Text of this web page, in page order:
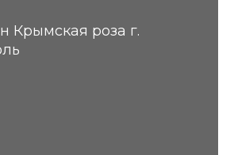
Крымская роза г.